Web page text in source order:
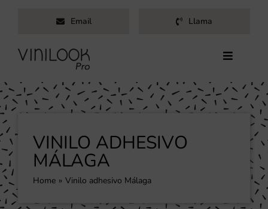
contenido
Email Llama
Toggle
Inicio
Servicios
Productos
Trabajos
Blog
VINILO ADHESIVO
MÁLAGA
Home Vinilo adhesivo Málaga